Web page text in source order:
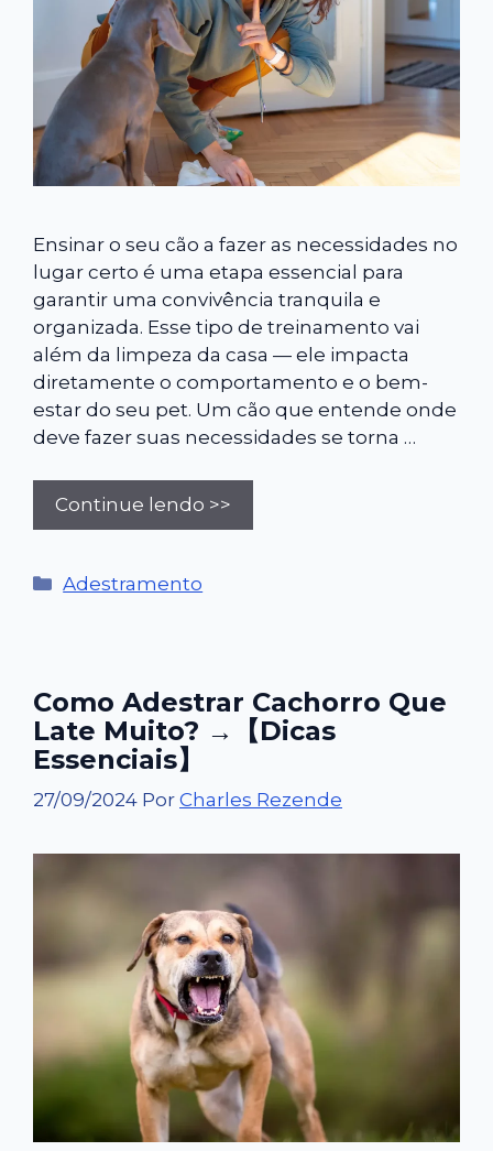
Ensinar o seu cão a fazer as necessidades no
lugar certo é uma etapa essencial para
garantir uma convivência tranquila e
organizada. Esse tipo de treinamento vai
além da limpeza da casa — ele impacta
diretamente o comportamento e o bem-
estar do seu pet. Um cão que entende onde
deve fazer suas necessidades se torna …
Continue lendo >>
Categorias
Adestramento
Como Adestrar Cachorro Que
Late Muito? →【Dicas
Essenciais】
27/09/2024 Por Charles Rezende